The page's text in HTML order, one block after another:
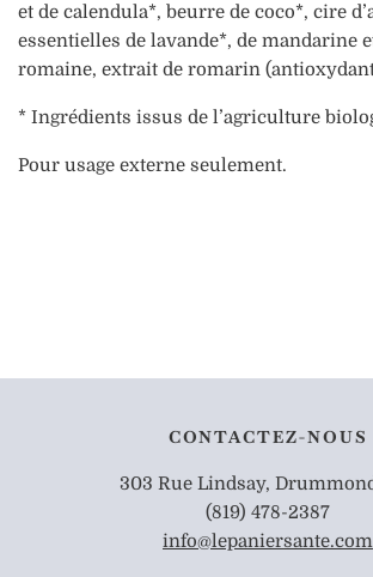
et de calendula*, beurre de coco*, cire
essentielles de lavande*, de mandarine
romaine, extrait de romarin
* Ingrédients issus de l’agriculture
Pour usage externe seulement.
CONTACTEZ-NOUS
303 Rue Lindsay,
(819) 478-2387
info@lepaniersante.com